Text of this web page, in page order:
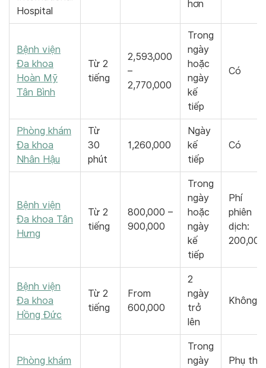
Hospital
hơn
Bệnh viện
Đa khoa
Hoàn Mỹ
Tân Bình
Từ 2
tiếng
2,593,000
–
2,770,000
Trong
ngày
hoặc
ngày
kế
tiếp
Có
Phòng khám
Đa khoa
Nhân Hậu
Từ
30
phút
1,260,000
Ngày
kế
tiếp
Có
Bệnh viện
Đa khoa Tân
Hưng
Từ 2
tiếng
800,000 –
900,000
Trong
ngày
hoặc
ngày
kế
tiếp
Phí
phiên
dịch:
200,000
Bệnh viện
Đa khoa
Hồng Đức
Từ 2
tiếng
From
600,000
2
ngày
trở
lên
Không
Phòng khám
Trong
ngày
Phụ thu